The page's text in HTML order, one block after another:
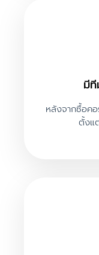
มี
หลังจากซื้อค
ตั้งแ